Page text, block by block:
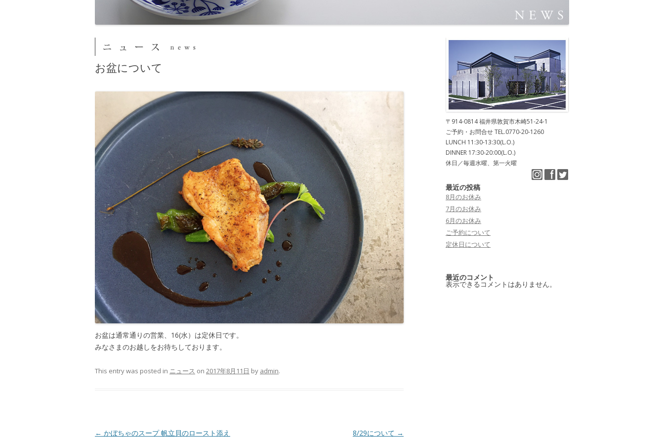
お盆について
お盆は通常通りの営業、16(水）は定休日です。
みなさまのお越しをお待ちしております。
This entry was posted in ニュース on 2017年8月11日 by admin.
Post navigation
← かぼちゃのスープ 帆立貝のロースト添え 8/29について →
〒914-0814 福井県敦賀市木崎51-24-1
ご予約・お問合せ TEL.0770-20-1260
LUNCH 11:30-13:30(L.O.)
DINNER 17:30-20:00(L.O.)
休日／毎週水曜、第一火曜
最近の投稿
8月のお休み
7月のお休み
6月のお休み
ご予約について
定休日について
最近のコメント
表示できるコメントはありません。